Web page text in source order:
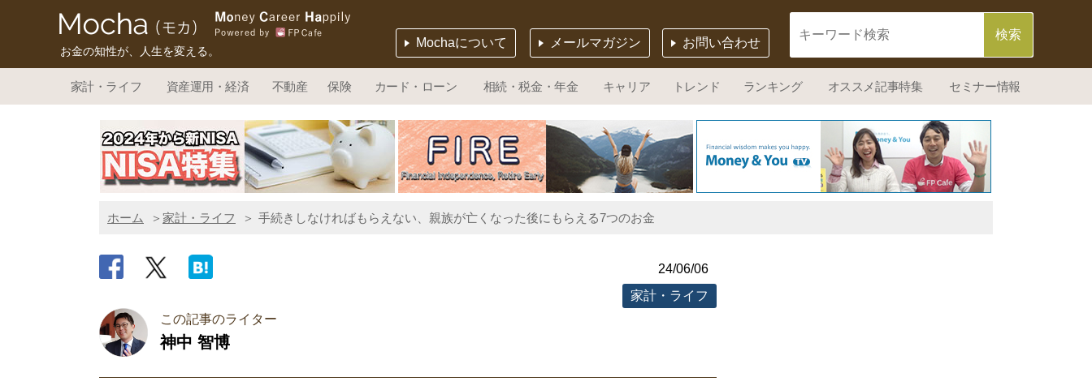
お金の知性が、人生を変える。
お問い合わせ
メールマガジン
Mochaについて
家計・ライフ 資産運用・経済 不動産 保険 カード・ローン 相続・税金・年金 キャリア トレンド ランキング オススメ記事特集 セミナー情報
ホーム 家計・ライフ 手続きしなければもらえない、親族が亡くなった後にもらえる7つのお金
24/06/06
家計・ライフ
この記事のライター
神中 智博